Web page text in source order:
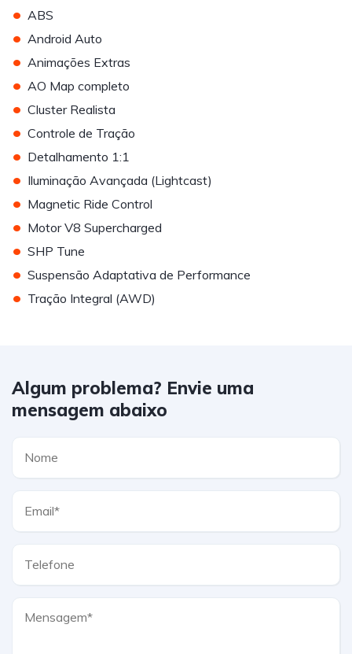
• ABS
• Android Auto
• Animações Extras
• AO Map completo
• Cluster Realista
• Controle de Tração
• Detalhamento 1:1
• Iluminação Avançada (Lightcast)
• Magnetic Ride Control
• Motor V8 Supercharged
• SHP Tune
• Suspensão Adaptativa de Performance
• Tração Integral (AWD)
Algum problema? Envie uma
mensagem abaixo